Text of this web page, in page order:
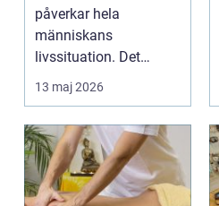
påverkar hela
människans
livssituation. Det
handlar sällan bara
om alkohol, narkoti...
13 maj 2026